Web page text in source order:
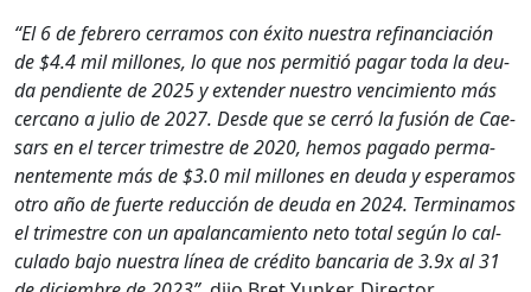
“El 6 de febrero cer­ramos con éxi­to nues­tra refi­nan­ciación
de $4.4 mil mil­lones, lo que nos per­mi­tió pagar toda la deu­
da pen­di­ente de 2025 y exten­der nue­stro vencimien­to más
cer­cano a julio de 2027. Des­de que se cer­ró la fusión de Cae­
sars en el ter­cer trimestre de 2020, hemos paga­do per­ma­
nen­te­mente más de $3.0 mil mil­lones en deu­da y esper­amos
otro año de fuerte reduc­ción de deu­da en 2024. Ter­mi­namos
el trimestre con un apalan­camien­to neto total según lo cal­
cu­la­do bajo nues­tra línea de crédi­to ban­car­ia de 3.9x al 31